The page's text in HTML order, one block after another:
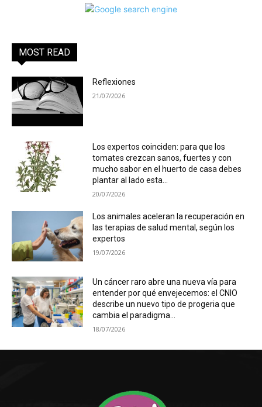
MOST READ
Reflexiones
21/07/2026
Los expertos coinciden: para que los
tomates crezcan sanos, fuertes y con
mucho sabor en el huerto de casa debes
plantar al lado esta...
20/07/2026
Los animales aceleran la recuperación en
las terapias de salud mental, según los
expertos
19/07/2026
Un cáncer raro abre una nueva vía para
entender por qué envejecemos: el CNIO
describe un nuevo tipo de progeria que
cambia el paradigma...
18/07/2026